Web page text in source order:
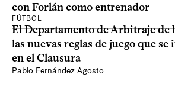
con Forlán como entrenador
FÚTBOL
El Departamento de Arbitraje de
las nuevas reglas de juego que
en el Clausura
Pablo Fernández Agosto